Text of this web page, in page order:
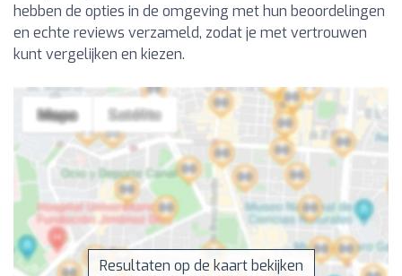
hebben de opties in de omgeving met hun beoordelingen
en echte reviews verzameld, zodat je met vertrouwen
kunt vergelijken en kiezen.
Resultaten op de kaart bekijken